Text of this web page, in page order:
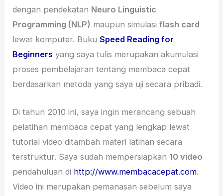
dengan pendekatan Neuro Linguistic
Programming (NLP) maupun simulasiflash card
lewat komputer. BukuSpeed Reading for
Beginners yang saya tulis merupakan akumulasi
proses pembelajaran tentang membaca cepat
berdasarkan metoda yang saya uji secara pribadi.
Di tahun 2010 ini, saya ingin merancang sebuah
pelatihan membaca cepat yang lengkap lewat
tutorial video ditambah materi latihan secara
terstruktur. Saya sudah mempersiapkan 10 video
pendahuluan di http://www.membacacepat.com.
Video ini merupakan pemanasan sebelum saya